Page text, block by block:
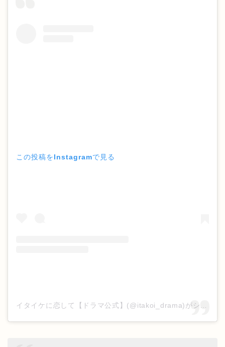
この投稿をInstagramで見る